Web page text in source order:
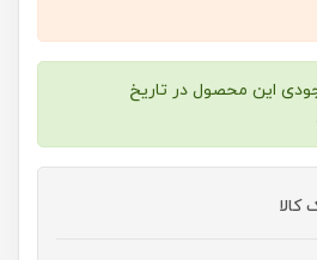
این محصول در تاریخ